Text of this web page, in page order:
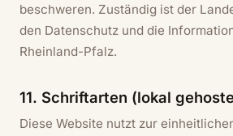
beschweren. Zuständig ist der
den Datenschutz und die
Rheinland-Pfalz.
11. Schriftarten (lokal
Diese Website nutzt zur